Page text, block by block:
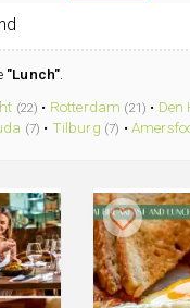
"Lunch"
(22) • Rotterdam (21) • Den
(7) • Tilburg (7) •